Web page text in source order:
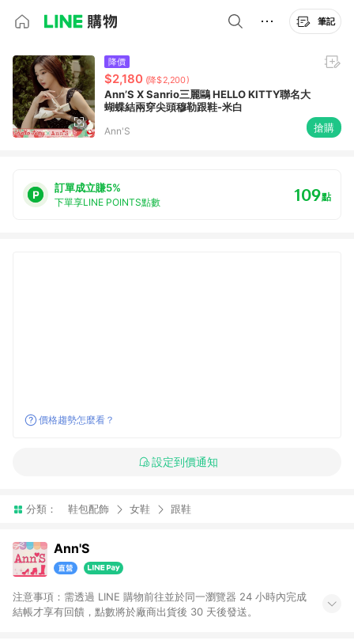
筆記
降價
$2,180 (降$2,200)
Ann’S X Sanrio三麗鷗 HELLO KITTY聯名大
蝴蝶結兩穿尖頭穆勒跟鞋-米白
Ann'S 搶購
訂單成立賺5%
下單享LINE POINTS點數 109點
價格趨勢怎麼看？
設定到價通知
分類： 鞋包配飾 女鞋 跟鞋
Ann'S
注意事項：需透過 LINE 購物前往並於同一瀏覽器 24 小時內完成
結帳才享有回饋，點數將於廠商出貨後 30 天後發送。